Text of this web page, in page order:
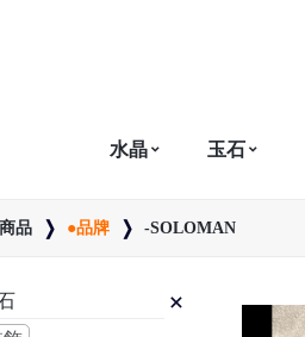
水晶 玉石
品 ●品牌 -SOLOMAN